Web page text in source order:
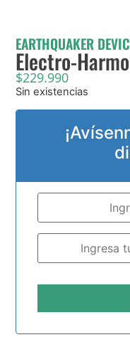
EARTHQUAKER
Electro-
$229.990
Sin existencias